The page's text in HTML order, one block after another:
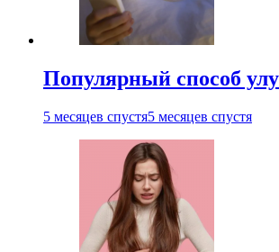
Популярный способ
5 месяцев спустя5 месяцев спустя